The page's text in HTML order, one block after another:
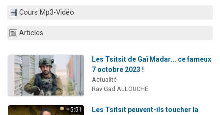
Cours Mp3-Vidéo
Articles
Les Tsitsit de Gaï Madar... ce fameux
7 octobre 2023 !
Actualité
Rav Gad ALLOUCHE
5:51
Les Tsitsit peuvent-ils toucher la